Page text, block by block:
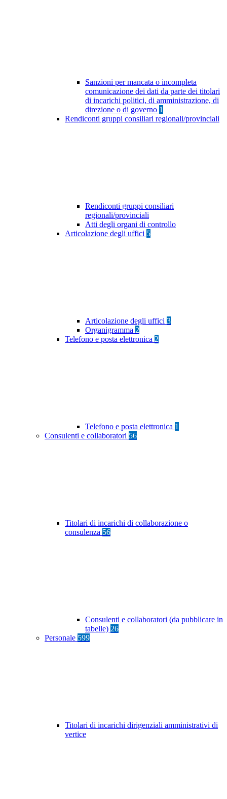
Sanzioni per mancata o incompleta
comunicazione dei dati da parte dei titolari
di incarichi politici, di amministrazione, di
direzione o di governo 1
Rendiconti gruppi consiliari regionali/provinciali
Rendiconti gruppi consiliari
regionali/provinciali
Atti degli organi di controllo
Articolazione degli uffici 5
Articolazione degli uffici 3
Organigramma 2
Telefono e posta elettronica 2
Telefono e posta elettronica 1
Consulenti e collaboratori 56
Titolari di incarichi di collaborazione o
consulenza 56
Consulenti e collaboratori (da pubblicare in
tabelle) 26
Personale 599
Titolari di incarichi dirigenziali amministrativi di
vertice